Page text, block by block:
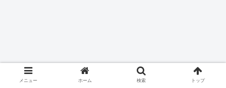
メニュー ホーム 検索 トップ